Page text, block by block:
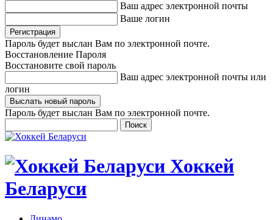
Ваш адрес электронной почты
Ваше логин
Пароль будет выслан Вам по электронной почте.
Восстановление Пароля
Восстановите свой пароль
Ваш адрес электронной почты или
логин
Пароль будет выслан Вам по электронной почте.
Хоккей
Беларуси